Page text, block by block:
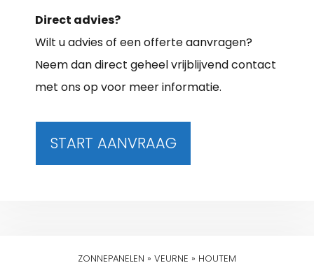
Direct advies?
Wilt u advies of een offerte aanvragen?
Neem dan direct geheel vrijblijvend contact
met ons op voor meer informatie.
START AANVRAAG
ZONNEPANELEN » VEURNE » HOUTEM